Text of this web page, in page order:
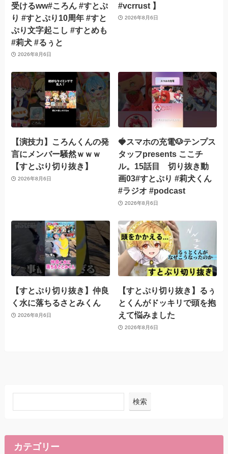
受けるww#ころん #すとぷ
り #すとぷり10周年 #すと
ぷり文字起こし #すとめも
#莉犬 #るぅと
2026年8月6日
#vcrrust 】
2026年8月6日
【演技力】ころんくんの発
言にメンバー騒然ｗｗｗ
【すとぷり切り抜き】
2026年8月6日
🍓スマホの充電🐶テンプス
タッフpresents ここチ
ル。15話目 切り抜き動
画03#すとぷり #莉犬くん
#ラジオ #podcast
2026年8月6日
【すとぷり切り抜き】仲良
く水に落ちるさとみくん
2026年8月6日
【すとぷり切り抜き】るぅ
とくんがドッキリで頭を抱
えて悩みました
2026年8月6日
検索
カテゴリー